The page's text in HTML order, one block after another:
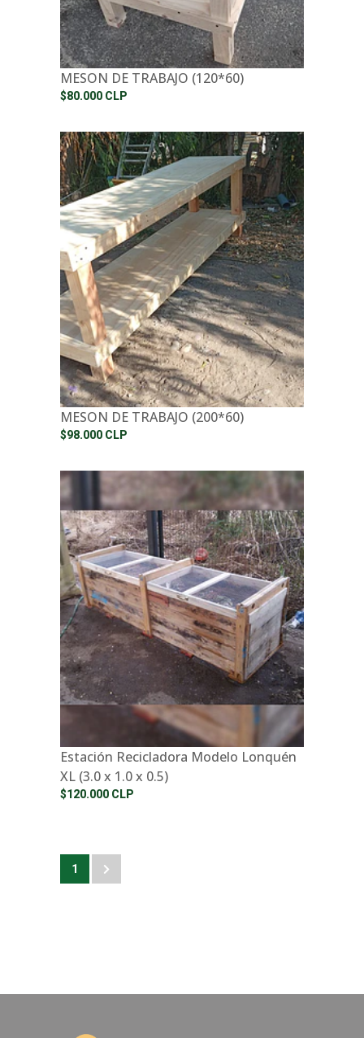
MESON DE TRABAJO (120*60)
$80.000 CLP
MESON DE TRABAJO (200*60)
$98.000 CLP
Estación Recicladora Modelo Lonquén
XL (3.0 x 1.0 x 0.5)
$120.000 CLP
1 2